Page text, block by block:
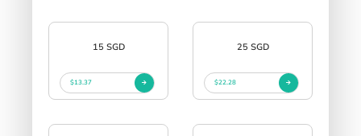
15 SGD
$13.37
25 SGD
$22.28